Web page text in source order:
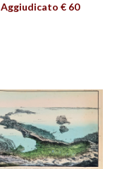
Aggiudicato € 60